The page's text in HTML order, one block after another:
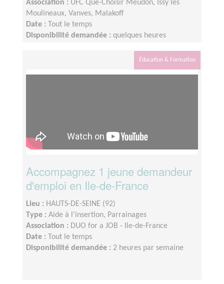
Association : UFC Que-Choisir Meudon, Issy les
Moulineaux, Vanves, Malakoff
Date :
Tout le temps
Disponibilité demandée : quelques heures
Éducation & Formation
Accompagnez 1 jeune demandeur
d'emploi en Ile-de-France
Lieu : HAUTS-DE-SEINE (92)
Type : Aide à l'insertion, Parrainages
Association : DUO for a JOB - Ile-de-France
Date :
Tout le temps
Disponibilité demandée : 2 heures par semaine